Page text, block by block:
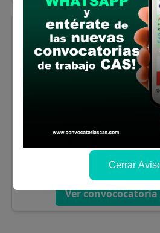
SUTRAN - Convocatoria
(2 plazas)
Egresados Técnicos,
Departamentos:La
Remuneración:S/ 2000 y
el 20/08/2026
Ver
Cerrar